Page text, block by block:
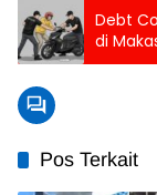
Debt
di
Pos Terkait